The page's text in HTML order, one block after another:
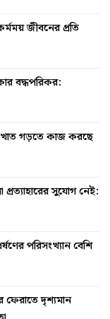
জীবনের প্রতি
বদ্ধপরিকর:
খাত গড়তে কাজ করছে
সুযোগ নেই:
পরিসংখ্যান বেশি
ফেরাতে দৃশ্যমান